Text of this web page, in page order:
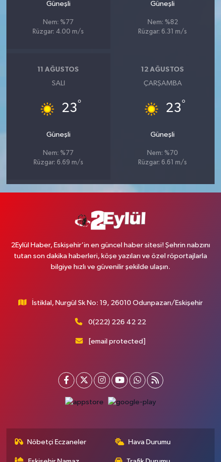
Güneşli
Nem: %77
Rüzgar: 4.00 m/s
Güneşli
Nem: %82
Rüzgar: 6.31 m/s
11 AĞUSTOS
SALI
23°
Güneşli
Nem: %77
Rüzgar: 6.69 m/s
12 AĞUSTOS
ÇARŞAMBA
23°
Güneşli
Nem: %70
Rüzgar: 6.61 m/s
2Eylül Haber, Eskişehir’in en güncel haber sitesi! Şehrin nabzını
tutan son dakika haberleri, köşe yazıları ve özel röportajlarla
bilgiye hızlı ve güvenilir şekilde ulaşın.
İstiklal, Nurgül Sk No: 19, 26010 Odunpazarı/Eskişehir
0(222) 226 42 22
[email protected]
Nöbetçi Eczaneler Hava Durumu